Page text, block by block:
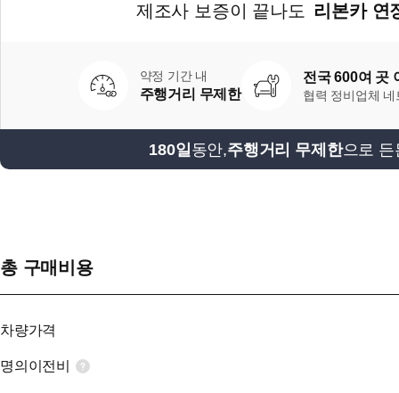
제조사 보증이 끝나도 리본카 연
약정 기간 내
주행거리 무제한
전국 600여 곳
협력 정비업체 네
180일 동안,주행거리 무제한으로 든
총 구매비용
차량가격
명의이전비